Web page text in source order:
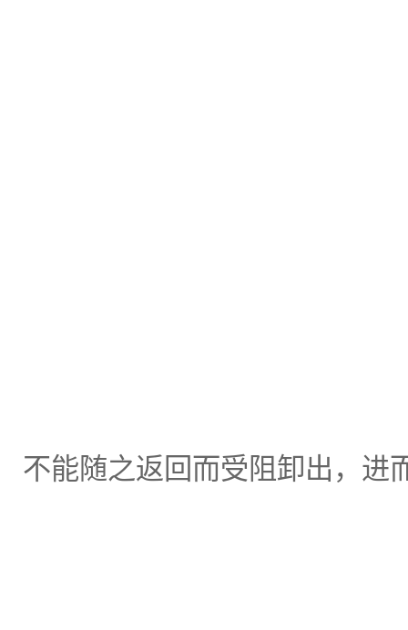
不能随之返回而受阻卸出，进